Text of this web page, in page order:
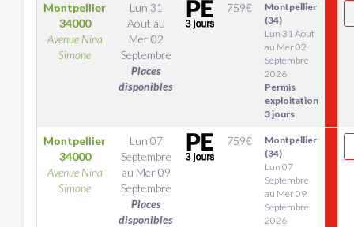
Montpellier
34000
Avenue Nina
Simone
Lun 31
Aout au
Mer 02
Septembre
Places
disponibles
759€
Montpellier
(34)
Lun 31 Aout
au Mer 02
Septembre
2026
Permis
exploitation
3 jours
Montpellier
34000
Avenue Nina
Simone
Lun 07
Septembre
au Mer 09
Septembre
Places
disponibles
759€
Montpellier
(34)
Lun 07
Septembre
au Mer 09
Septembre
2026